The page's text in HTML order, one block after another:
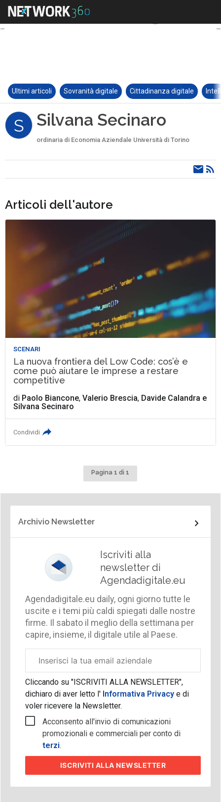
Ultimi articoli Sovranità digitale Cittadinanza digitale
S Silvana Secinaro
ordinaria di Economia Aziendale Università di Torino
Articoli dell'autore
SCENARI
La nuova frontiera del Low Code: cos’è e
come può aiutare le imprese a restare
competitive
di Paolo Biancone,Valerio Brescia, Davide Calandra e
Silvana Secinaro
Condividi
Pagina 1 di 1
Archivio Newsletter
Iscriviti alla
newsletter di
Agendadigitale.eu
Agendadigitale.eu daily, ogni giorno tutte le
uscite e i temi più caldi spiegati dalle nostre
firme. Il sabato il meglio della settimana per
capire, insieme, il digitale utile al Paese.
aziendale
Cliccando su "ISCRIVITI ALLA NEWSLETTER",
dichiaro di aver letto l'Informativa Privacy e di
voler ricevere la Newsletter.
Acconsento all'invio di comunicazioni
promozionali e commerciali per conto di
terzi.
ISCRIVITI ALLA NEWSLETTER